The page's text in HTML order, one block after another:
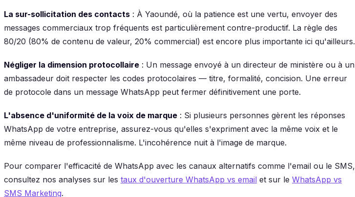
La sur-sollicitation des contacts : À Yaoundé, où la patience est une vertu, envoyer des
messages commerciaux trop fréquents est particulièrement contre-productif. La règle des
80/20 (80% de contenu de valeur, 20% commercial) est encore plus importante ici qu'ailleurs.
Négliger la dimension protocollaire : Un message envoyé à un directeur de ministère ou à un
ambassadeur doit respecter les codes protocolaires — titre, formalité, concision. Une erreur
de protocole dans un message WhatsApp peut fermer définitivement une porte.
L'absence d'uniformité de la voix de marque : Si plusieurs personnes gèrent les réponses
WhatsApp de votre entreprise, assurez-vous qu'elles s'expriment avec la même voix et le
même niveau de professionnalisme. L'incohérence nuit à l'image de marque.
Pour comparer l'efficacité de WhatsApp avec les canaux alternatifs comme l'email ou le SMS,
consultez nos analyses sur les taux d'ouverture WhatsApp vs email et sur le WhatsApp vs
SMS Marketing.